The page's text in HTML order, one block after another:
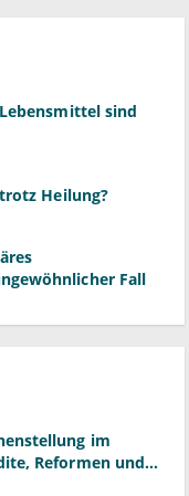
sind
Heilung?
Fall
im
Reformen und